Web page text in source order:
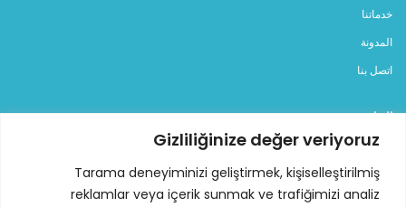
Gizliliğinize değer veriyoruz
Tarama deneyiminizi geliştirmek, kişiselleştirilmiş
reklamlar veya içerik sunmak ve trafiğimizi analiz
خدماتنا
المدونة
اتصل بنا
الفئات
المولدات
مولد ديزل
مولد بنزين